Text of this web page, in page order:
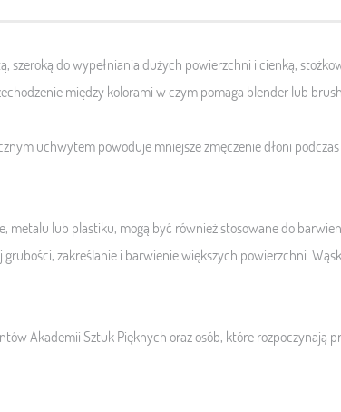
do wypełniania dużych powierzchni i cienką,
między kolorami w czym pomaga blender lub
uchwytem powoduje mniejsze zmęczenie dłoni
metalu lub plastiku, mogą być również stosowane do
zakreślanie i barwienie większych powierzchni.
Akademii Sztuk Pięknych oraz osób, które